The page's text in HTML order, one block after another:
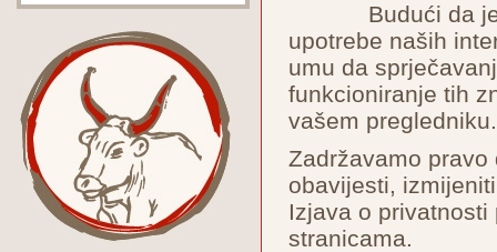
Budući da je
upotrebe naših
umu da
funkcioniranje tih
vašem
Zadržavamo
obavijesti,
Izjava o
stranicama.